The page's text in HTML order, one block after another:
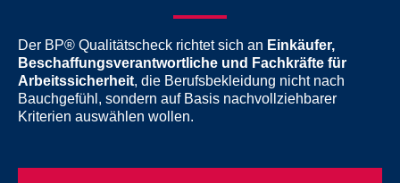
Der BP® Qualitätscheck richtet sich an Einkäufer,
Beschaffungsverantwortliche und Fachkräfte für
Arbeitssicherheit, die Berufsbekleidung nicht nach
Bauchgefühl, sondern auf Basis nachvollziehbarer
Kriterien auswählen wollen.